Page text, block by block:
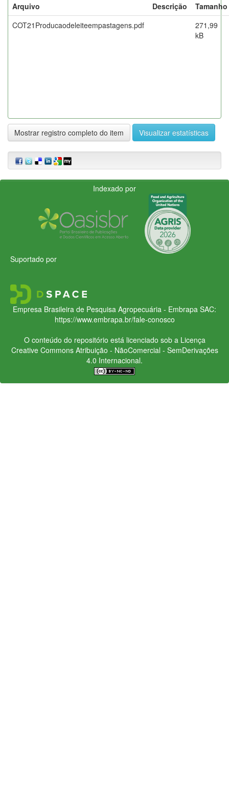
Arquivo
Descrição
Tamanho
COT21Producaodeleiteempastagens.pdf
271,99
kB
Mostrar registro completo do item Visualizar estatísticas
Indexado por
Suportado por
Empresa Brasileira de Pesquisa Agropecuária - Embrapa SAC:
https://www.embrapa.br/fale-conosco
O conteúdo do repositório está licenciado sob a Licença
Creative CommonsAtribuição - NãoComercial - SemDerivações
4.0 Internacional.